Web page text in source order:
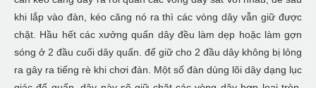
khi lắp vào đàn, kéo căng nó ra thì các vòng dây vẫn giữ được
chặt. Hầu hết các xưởng quấn dây đều làm dẹp hoặc làm gợn
sóng ở 2 đầu cuối dây quấn. để giữ cho 2 đầu dây không bị lỏng
ra gây ra tiếng rè khi chơi đàn. Một số đàn dùng lõi dây dạng lục